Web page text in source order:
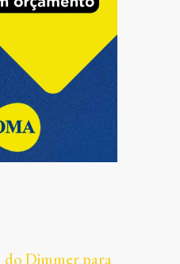
do Dimmer para